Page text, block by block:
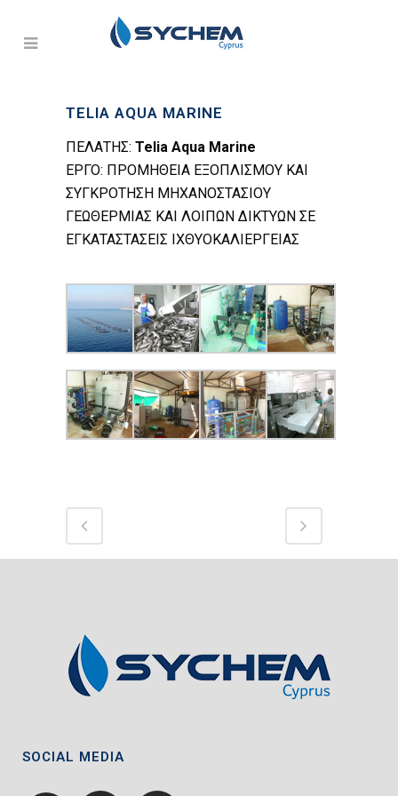
TELIA AQUA MARINE
ΠΕΛΑΤΗΣ: Telia Aqua Marine
ΕΡΓΟ: ΠΡΟΜΗΘΕΙΑ ΕΞΟΠΛΙΣΜΟΥ ΚΑΙ
ΣΥΓΚΡΟΤΗΣΗ ΜΗΧΑΝΟΣΤΑΣΙΟΥ
ΓΕΩΘΕΡΜΙΑΣ ΚΑΙ ΛΟΙΠΩΝ ΔΙΚΤΥΩΝ ΣΕ
ΕΓΚΑΤΑΣΤΑΣΕΙΣ ΙΧΘΥΟΚΑΛΙΕΡΓΕΙΑΣ
SOCIAL MEDIA